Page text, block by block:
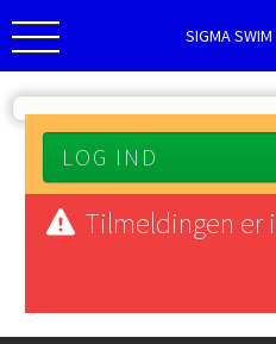
SIGMA
LOG IND
Tilmeldingen er